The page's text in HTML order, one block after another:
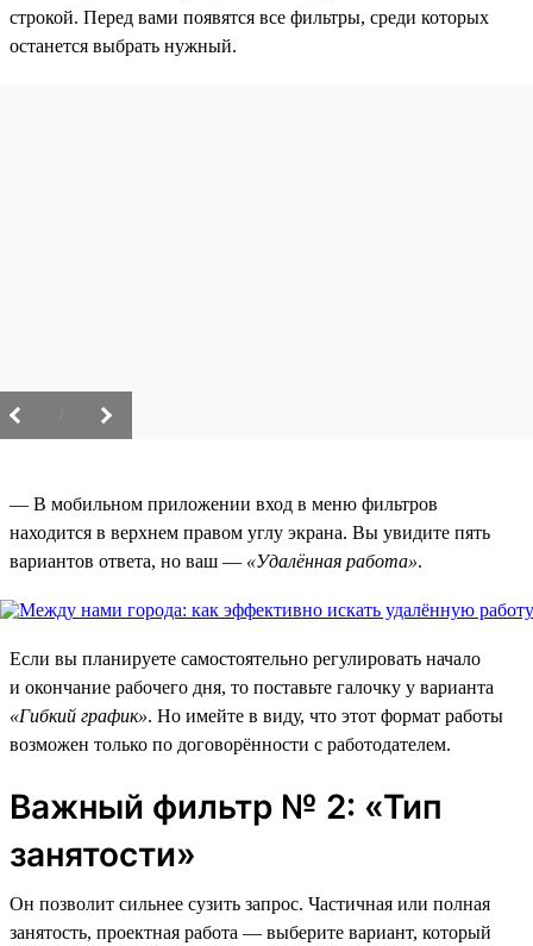
строкой. Перед вами появятся все фильтры, среди которых
останется выбрать нужный.
— В мобильном приложении вход в меню фильтров
находится в верхнем правом углу экрана. Вы увидите пять
вариантов ответа, но ваш — «Удалённая работа».
Если вы планируете самостоятельно регулировать начало
и окончание рабочего дня, то поставьте галочку у варианта
«Гибкий график». Но имейте в виду, что этот формат работы
возможен только по договорённости с работодателем.
Важный фильтр № 2: «Тип
занятости»
Он позволит сильнее сузить запрос. Частичная или полная
занятость, проектная работа — выберите вариант, который